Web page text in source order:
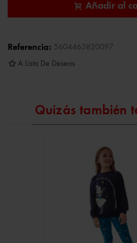
Añadir al
Referencia: 5604463820097
A Lista De Deseos
Quizás también